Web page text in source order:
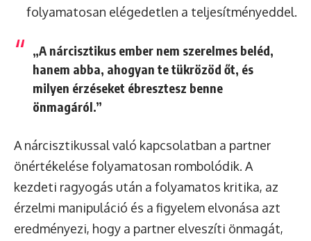
folyamatosan elégedetlen a teljesítményeddel.
„A nárcisztikus ember nem szerelmes beléd,
hanem abba, ahogyan te tükrözöd őt, és
milyen érzéseket ébresztesz benne
önmagáról.”
A nárcisztikussal való kapcsolatban a partner
önértékelése folyamatosan rombolódik. A
kezdeti ragyogás után a folyamatos kritika, az
érzelmi manipuláció és a figyelem elvonása azt
eredményezi, hogy a partner elveszíti önmagát,